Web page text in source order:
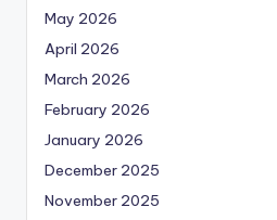
May 2026
April 2026
March 2026
February 2026
January 2026
December 2025
November 2025